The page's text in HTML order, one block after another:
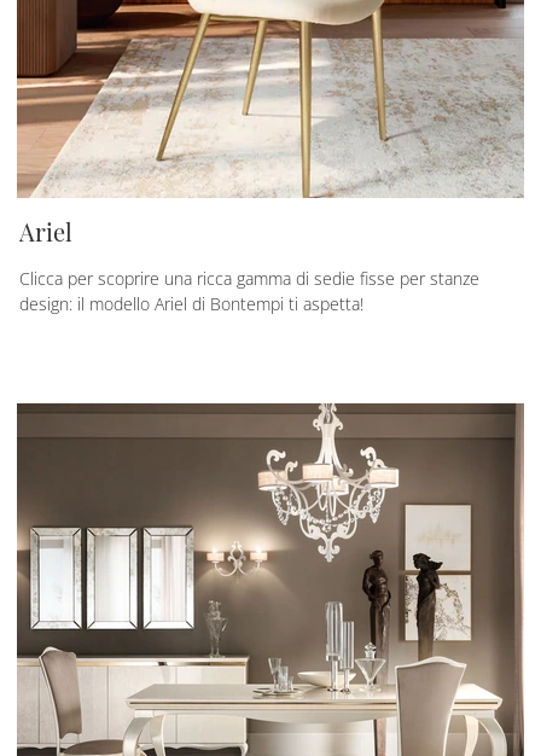
Ariel
Clicca per scoprire una ricca gamma di sedie fisse per stanze
design: il modello Ariel di Bontempi ti aspetta!